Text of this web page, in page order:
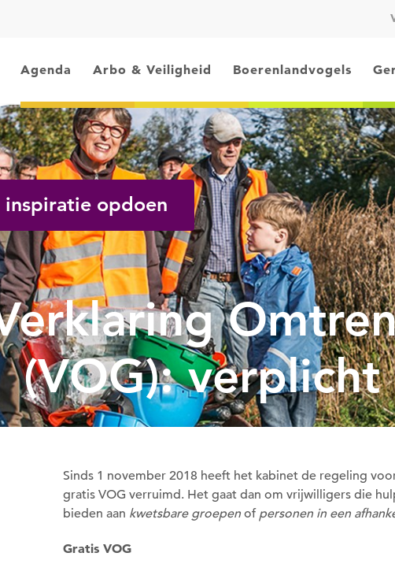
Agenda Arbo & Veiligheid Boerenlandvogels
inspiratie opdoen
(VOG):
Sinds 1 november 2018 heeft het kabinet de regeling
gratis VOG verruimd. Het gaat dan om vrijwilligers die
bieden aan kwetsbare groepenof personen in een
Gratis VOG